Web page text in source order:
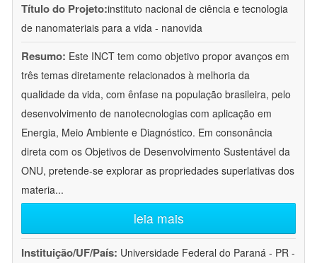
Título do Projeto:instituto nacional de ciência e tecnologia
de nanomateriais para a vida - nanovida
Resumo: Este INCT tem como objetivo propor avanços em
três temas diretamente relacionados à melhoria da
qualidade da vida, com ênfase na população brasileira, pelo
desenvolvimento de nanotecnologias com aplicação em
Energia, Meio Ambiente e Diagnóstico. Em consonância
direta com os Objetivos de Desenvolvimento Sustentável da
ONU, pretende-se explorar as propriedades superlativas dos
materia...
leia mais
Instituição/UF/País: Universidade Federal do Paraná - PR -